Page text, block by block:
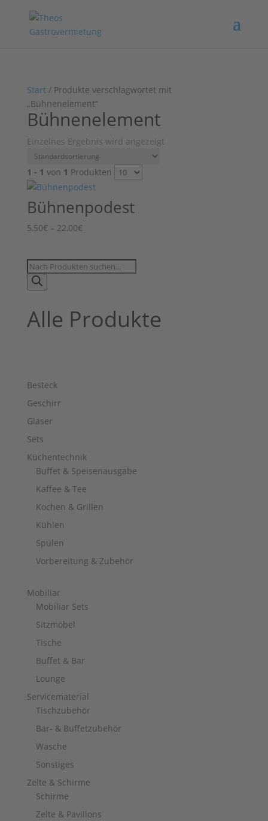
Start/ Produkte verschlagwortet mit
„Bühnenelement“
Bühnenelement
Einzelnes Ergebnis wird angezeigt
1 - 1 von 1 Produkten
Bühnenpodest
5,50€ – 22,00€Preisspanne:
22,00€
Products
search
Alle Produkte
Besteck
Geschirr
Gläser
Sets
Küchentechnik
Buffet & Speisenausgabe
Kaffee & Tee
Kochen & Grillen
Kühlen
Spülen
Vorbereitung & Zubehör
Mobiliar
Mobiliar Sets
Sitzmöbel
Tische
Buffet & Bar
Lounge
Servicematerial
Tischzubehör
Bar- & Buffetzubehör
Wäsche
Sonstiges
Zelte & Schirme
Schirme
Zelte & Pavillons